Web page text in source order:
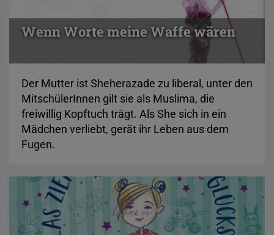
Wenn Worte meine Waffe wären
Der Mutter ist Sheherazade zu liberal, unter den
MitschülerInnen gilt sie als Muslima, die
freiwillig Kopftuch trägt. Als She sich in ein
Mädchen verliebt, gerät ihr Leben aus dem
Fugen.